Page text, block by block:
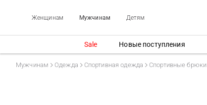
Женщинам Мужчинам Детям
Sale Новые поступления
Мужчинам Одежда Спортивная одежда Спортивные брюки